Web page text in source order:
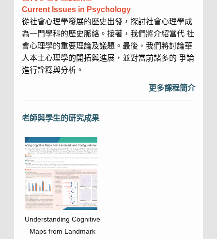
Current Issues in Psychology
從社會心理學發展的歷史出發，探討社會心理學成
為一門學科的歷史脈絡。接著，我們將介紹當代 社
會心理學的重要理論及議題。最後，我們將討論華
人本土心理學的開拓與進展，並對當前諸多的 爭論
進行詮釋與分析。
更多課程簡介
老師與學生的研究成果
Understanding Cognitive
Maps from Landmark